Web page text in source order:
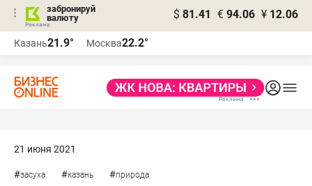
забронируй
валюту
$ 81.41 € 94.06 ¥ 12.06
Казань21.9° Москва22.2°
21 июня 2021
#засуха #казань #природа